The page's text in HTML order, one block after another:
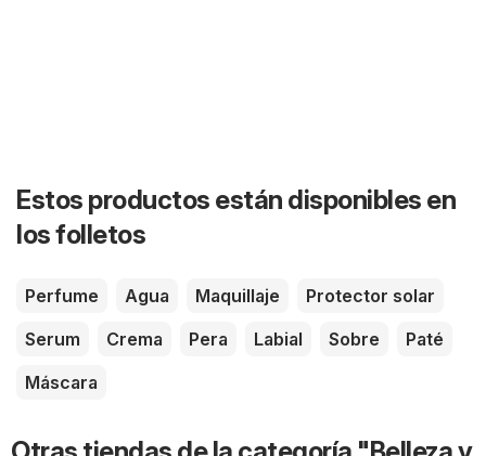
Estos productos están disponibles en
los folletos
Perfume Agua Maquillaje
Protector solar
Serum
Crema Pera Labial Sobre
Paté
Máscara